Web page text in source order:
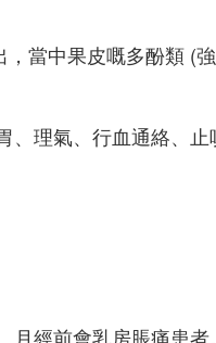
當中果皮嘅多酚類 (
、理氣、行血通絡、
經前會乳房脹痛患者。